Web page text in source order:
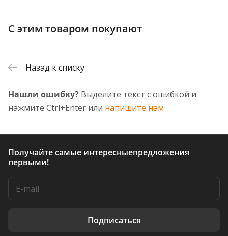
С этим товаром покупают
Назад к списку
Нашли ошибку? Выделите текст с ошибкой и
нажмите Ctrl+Enter или напишите нам
Получайте самые интересныепредложения
первыми!
Подписаться